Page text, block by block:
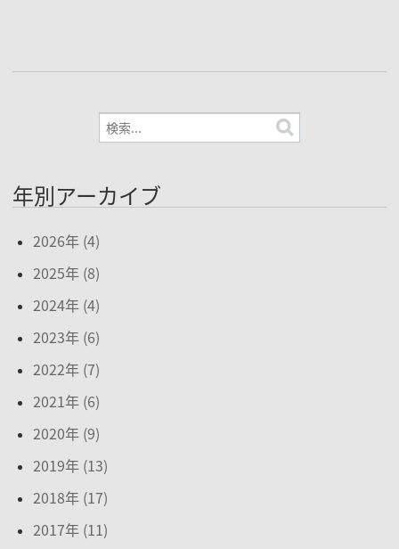
年別アーカイブ
2026年 (4)
2025年 (8)
2024年 (4)
2023年 (6)
2022年 (7)
2021年 (6)
2020年 (9)
2019年 (13)
2018年 (17)
2017年 (11)